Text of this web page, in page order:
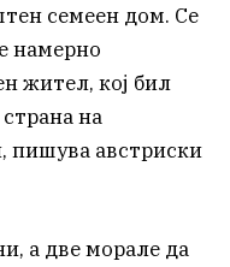
семеен дом. Се
намерно
жител, кој бил
на
пишува австриски
а две морале да